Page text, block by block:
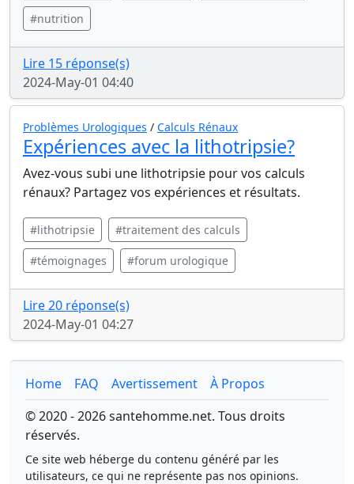
#nutrition
Lire 15 réponse(s)
2024-May-01 04:40
Problèmes Urologiques / Calculs Rénaux
Expériences avec la lithotripsie?
Avez-vous subi une lithotripsie pour vos calculs
rénaux? Partagez vos expériences et résultats.
#lithotripsie #traitement des calculs
#témoignages #forum urologique
Lire 20 réponse(s)
2024-May-01 04:27
Home FAQ Avertissement
À Propos
© 2020 - 2026 santehomme.net. Tous droits
réservés.
Ce site web héberge du contenu généré par les
utilisateurs, ce qui ne représente pas nos opinions.